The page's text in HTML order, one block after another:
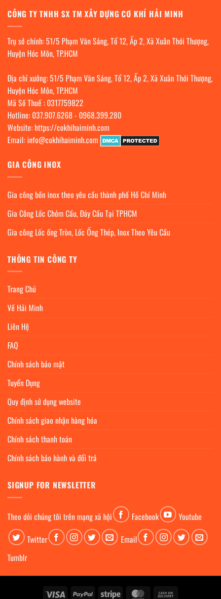
CÔNG TY TNHH SX TM XÂY DỰNG CƠ KHÍ HẢI MINH
Trụ sở chính: 51/5 Phạm Văn Sáng, Tổ 12, Ấp 2, Xã Xuân Thới Thượng,
Huyện Hóc Môn, TP.HCM
Địa chỉ xưởng: 51/5 Phạm Văn Sáng, Tổ 12, Ấp 2, Xã Xuân Thới Thượng,
Huyện Hóc Môn, TP.HCM
Mã Số Thuế : 0317759822
Hotline: 037.907.6268- 0968.399.280
Website: https://cokhihaiminh.com
Email: info@cokhihaiminh.com
GIA CÔNG INOX
Gia công bồn inox theo yêu cầu thành phố Hồ Chí Minh
Gia Công Lốc Chỏm Cầu, Đáy Cầu Tại TPHCM
Gia công Lốc ống Tròn, Lốc Ống Thép, Inox Theo Yêu Cầu
THÔNG TIN CÔNG TY
Trang Chủ
Về Hải Minh
Liên Hệ
FAQ
Chính sách bảo mật
Tuyển Dụng
Quy định sử dụng website
Chính sách giao nhận hàng hóa
Chính sách thanh toán
Chính sách bảo hành và đổi trả
SIGNUP FOR NEWSLETTER
Theo dỏi chúng tôi trên mạng xã hội Facebook
Youtube
Twitter
Email
Tumblr
Visa PayPal Stripe MasterCard